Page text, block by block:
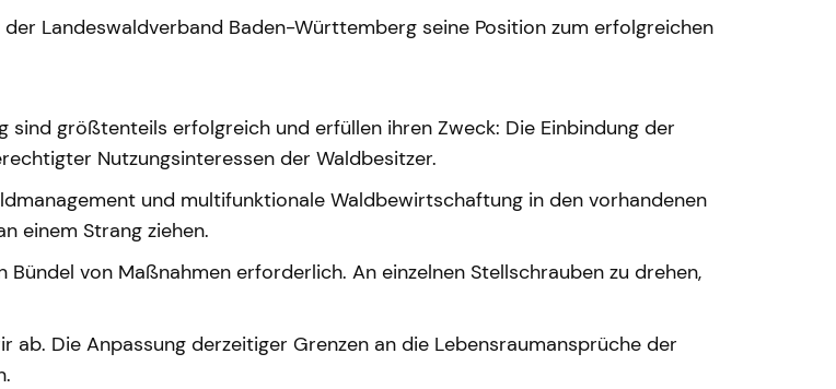
Landeswaldverband Baden-Württemberg seine Position zum erfolgreichen
größtenteils erfolgreich und erfüllen ihren Zweck: Die Einbindung der
Nutzungsinteressen der Waldbesitzer.
und multifunktionale Waldbewirtschaftung in den vorhandenen
einem Strang ziehen.
von Maßnahmen erforderlich. An einzelnen Stellschrauben zu drehen,
ab. Die Anpassung derzeitiger Grenzen an die Lebensraumansprüche der